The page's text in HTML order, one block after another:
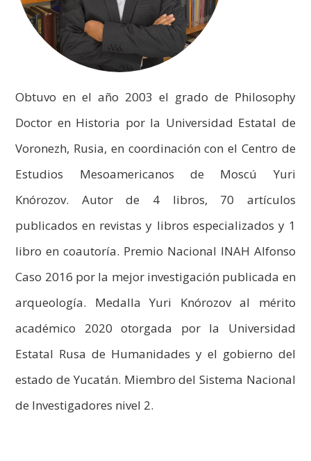
Obtuvo en el año 2003 el grado de Philosophy
Doctor en Historia por la Universidad Estatal de
Voronezh, Rusia, en coordinación con el Centro de
Estudios Mesoamericanos de Moscú Yuri
Knórozov. Autor de 4 libros, 70 artículos
publicados en revistas y libros especializados y 1
libro en coautoría. Premio Nacional INAH Alfonso
Caso 2016 por la mejor investigación publicada en
arqueología. Medalla Yuri Knórozov al mérito
académico 2020 otorgada por la Universidad
Estatal Rusa de Humanidades y el gobierno del
estado de Yucatán. Miembro del Sistema Nacional
de Investigadores nivel 2.